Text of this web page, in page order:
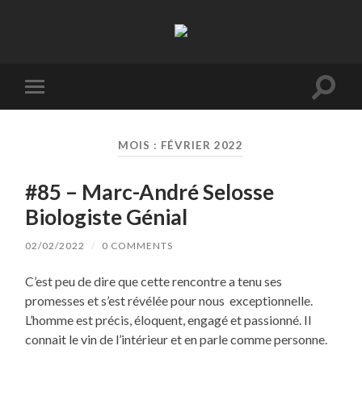
mobile
Toggle
MOIS : FÉVRIER 2022
#85 – Marc-André Selosse
Biologiste Génial
02/02/2022 / 0 COMMENTS
C’est peu de dire que cette rencontre a tenu ses
promesses et s’est révélée pour nous exceptionnelle.
L’homme est précis, éloquent, engagé et passionné. Il
connait le vin de l’intérieur et en parle comme personne.